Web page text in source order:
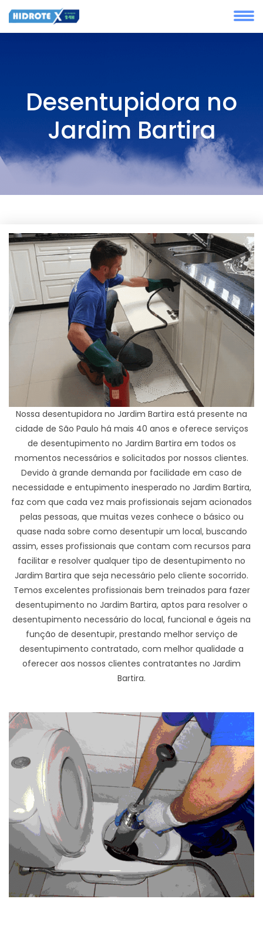
Desentupidora no
Jardim Bartira
Nossa desentupidora no Jardim Bartira está presente na
cidade de São Paulo há mais 40 anos e oferece serviços
de desentupimento no Jardim Bartira em todos os
momentos necessários e solicitados por nossos clientes.
Devido à grande demanda por facilidade em caso de
necessidade e entupimento inesperado no Jardim Bartira,
faz com que cada vez mais profissionais sejam acionados
pelas pessoas, que muitas vezes conhece o básico ou
quase nada sobre como desentupir um local, buscando
assim, esses profissionais que contam com recursos para
facilitar e resolver qualquer tipo de desentupimento no
Jardim Bartira que seja necessário pelo cliente socorrido.
Temos excelentes profissionais bem treinados para fazer
desentupimento no Jardim Bartira, aptos para resolver o
desentupimento necessário do local, funcional e ágeis na
função de desentupir, prestando melhor serviço de
desentupimento contratado, com melhor qualidade a
oferecer aos nossos clientes contratantes no Jardim
Bartira.